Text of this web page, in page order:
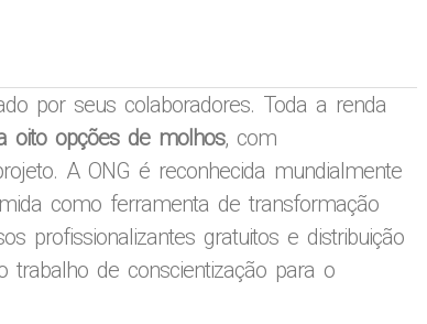
por seus colaboradores. Toda a renda
oito opções de molhos, com
A ONG é reconhecida mundialmente
como ferramenta de transformação
profissionalizantes gratuitos e distribuição
trabalho de conscientização para o